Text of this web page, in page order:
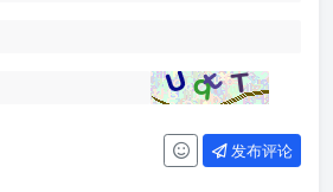
发布评论